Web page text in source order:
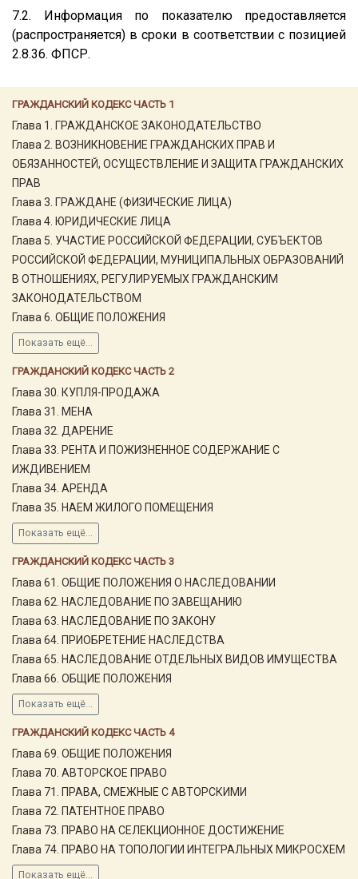
ГРАЖДАНСКИЙ КОДЕКС ЧАСТЬ 1
Глава 1. ГРАЖДАНСКОЕ ЗАКОНОДАТЕЛЬСТВО
Глава 2. ВОЗНИКНОВЕНИЕ ГРАЖДАНСКИХ ПРАВ И
ОБЯЗАННОСТЕЙ, ОСУЩЕСТВЛЕНИЕ И ЗАЩИТА ГРАЖДАНСКИХ
ПРАВ
Глава 3. ГРАЖДАНЕ (ФИЗИЧЕСКИЕ ЛИЦА)
Глава 4. ЮРИДИЧЕСКИЕ ЛИЦА
Глава 5. УЧАСТИЕ РОССИЙСКОЙ ФЕДЕРАЦИИ, СУБЪЕКТОВ
РОССИЙСКОЙ ФЕДЕРАЦИИ, МУНИЦИПАЛЬНЫХ ОБРАЗОВАНИЙ
В ОТНОШЕНИЯХ, РЕГУЛИРУЕМЫХ ГРАЖДАНСКИМ
ЗАКОНОДАТЕЛЬСТВОМ
Глава 6. ОБЩИЕ ПОЛОЖЕНИЯ
Показать ещё...
ГРАЖДАНСКИЙ КОДЕКС ЧАСТЬ 2
Глава 30. КУПЛЯ-ПРОДАЖА
Глава 31. МЕНА
Глава 32. ДАРЕНИЕ
Глава 33. РЕНТА И ПОЖИЗНЕННОЕ СОДЕРЖАНИЕ С
ИЖДИВЕНИЕМ
Глава 34. АРЕНДА
Глава 35. НАЕМ ЖИЛОГО ПОМЕЩЕНИЯ
Показать ещё...
ГРАЖДАНСКИЙ КОДЕКС ЧАСТЬ 3
Глава 61. ОБЩИЕ ПОЛОЖЕНИЯ О НАСЛЕДОВАНИИ
Глава 62. НАСЛЕДОВАНИЕ ПО ЗАВЕЩАНИЮ
Глава 63. НАСЛЕДОВАНИЕ ПО ЗАКОНУ
Глава 64. ПРИОБРЕТЕНИЕ НАСЛЕДСТВА
Глава 65. НАСЛЕДОВАНИЕ ОТДЕЛЬНЫХ ВИДОВ ИМУЩЕСТВА
Глава 66. ОБЩИЕ ПОЛОЖЕНИЯ
Показать ещё...
ГРАЖДАНСКИЙ КОДЕКС ЧАСТЬ 4
Глава 69. ОБЩИЕ ПОЛОЖЕНИЯ
Глава 70. АВТОРСКОЕ ПРАВО
Глава 71. ПРАВА, СМЕЖНЫЕ С АВТОРСКИМИ
Глава 72. ПАТЕНТНОЕ ПРАВО
Глава 73. ПРАВО НА СЕЛЕКЦИОННОЕ ДОСТИЖЕНИЕ
Глава 74. ПРАВО НА ТОПОЛОГИИ ИНТЕГРАЛЬНЫХ МИКРОСХЕМ
Показать ещё...
7.2. Информация по показателю предоставляется
(распространяется) в сроки в соответствии с позицией
2.8.36. ФПСР.